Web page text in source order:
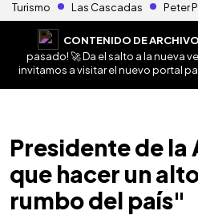
Turismo Las Cascadas Peter
CONTENIDO DE
pasado! 🚀 Da el salto a la nueva
invitamos a visitar el nuevo portal
Presidente de la
que hacer un
rumbo del país"